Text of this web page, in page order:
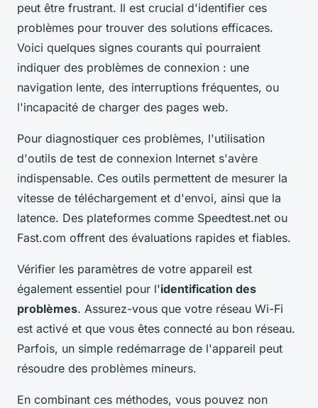
peut être frustrant. Il est crucial d'identifier ces
problèmes pour trouver des solutions efficaces.
Voici quelques signes courants qui pourraient
indiquer des problèmes de connexion : une
navigation lente, des interruptions fréquentes, ou
l'incapacité de charger des pages web.
Pour diagnostiquer ces problèmes, l'utilisation
d'outils de test de connexion Internet s'avère
indispensable. Ces outils permettent de mesurer la
vitesse de téléchargement et d'envoi, ainsi que la
latence. Des plateformes comme Speedtest.net ou
Fast.com offrent des évaluations rapides et fiables.
Vérifier les paramètres de votre appareil est
également essentiel pour l'identification des
problèmes. Assurez-vous que votre réseau Wi-Fi
est activé et que vous êtes connecté au bon réseau.
Parfois, un simple redémarrage de l'appareil peut
résoudre des problèmes mineurs.
En combinant ces méthodes, vous pouvez non